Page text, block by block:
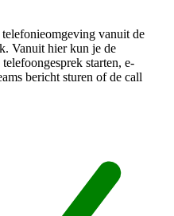
vanuit de
Vanuit hier kun je de
starten, e-
bericht sturen of de call